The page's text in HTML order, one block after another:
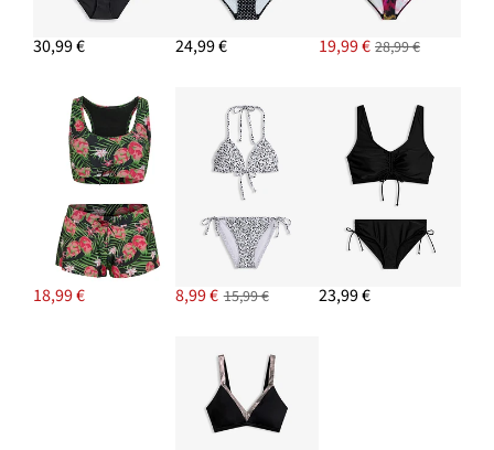
30,99 € 24,99 € 19,99 € 28,99 €
18,99 € 8,99 € 15,99 € 23,99 €